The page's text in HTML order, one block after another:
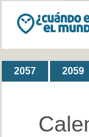
2057 2059